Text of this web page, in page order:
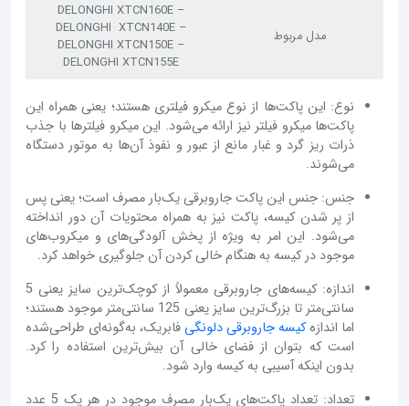
مدل مربوط
DELONGHI XTCN160E –
DELONGHI XTCN140E –
DELONGHI XTCN150E –
DELONGHI XTCN155E
نوع: این پاکت‌ها از نوع میکرو فیلتری هستند؛ یعنی همراه این
پاکت‌ها میکرو فیلتر نیز ارائه می‌شود. این میکرو فیلترها با جذب
ذرات ریز گرد و غبار مانع از عبور و نفوذ آن‌‌‌‌‌‌‌‌ها به موتور دستگاه
می‌شوند.
جنس: جنس این پاکت جاروبرقی یک‌بار مصرف است؛ یعنی پس
از پر شدن کیسه، پاکت نیز به همراه محتویات آن دور انداخته
می‌شود. این امر به ویژه از پخش آلودگی‌های و میکروب‌های
موجود در کیسه به هنگام خالی کردن آن جلوگیری خواهد کرد.
اندازه: کیسه‌های جاروبرقی معمولاً از کوچک‌ترین سایز یعنی 5
سانتی‌متر تا بزرگ‌ترین سایز یعنی 125 سانتی‌متر موجود هستند؛
اما اندازهکیسه جاروبرقی دلونگیفابریک، به‌گونه‌ای طراحی‌شده
است که بتوان از فضای خالی آن بیش‌ترین استفاده را کرد.
بدون اینکه آسیبی به کیسه وارد شود.
تعداد: تعداد پاکت‌های یک‌بار مصرف موجود در هر پک 5 عدد